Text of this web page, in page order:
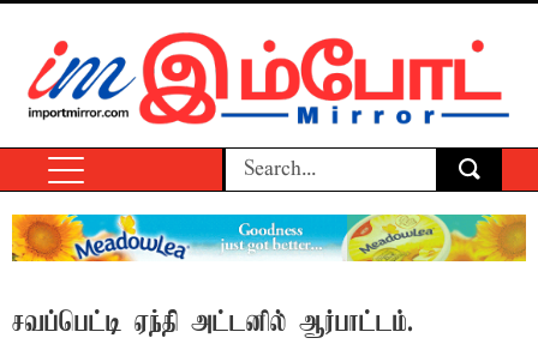
சவப்பெட்டி ஏந்தி அட்டனில் ஆர்பாட்டம்.